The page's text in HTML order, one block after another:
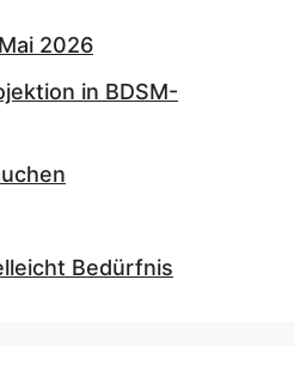
2026
in BDSM-
Bedürfnis